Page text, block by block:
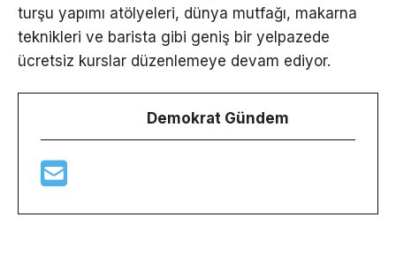
turşu yapımı atölyeleri, dünya mutfağı, makarna
teknikleri ve barista gibi geniş bir yelpazede
ücretsiz kurslar düzenlemeye devam ediyor.
Demokrat Gündem